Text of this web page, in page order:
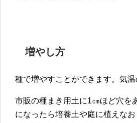
増やし方
種で増やすことができます。気
市販の種まき用土に1㎝ほど穴を
になったら培養土や庭に植えな